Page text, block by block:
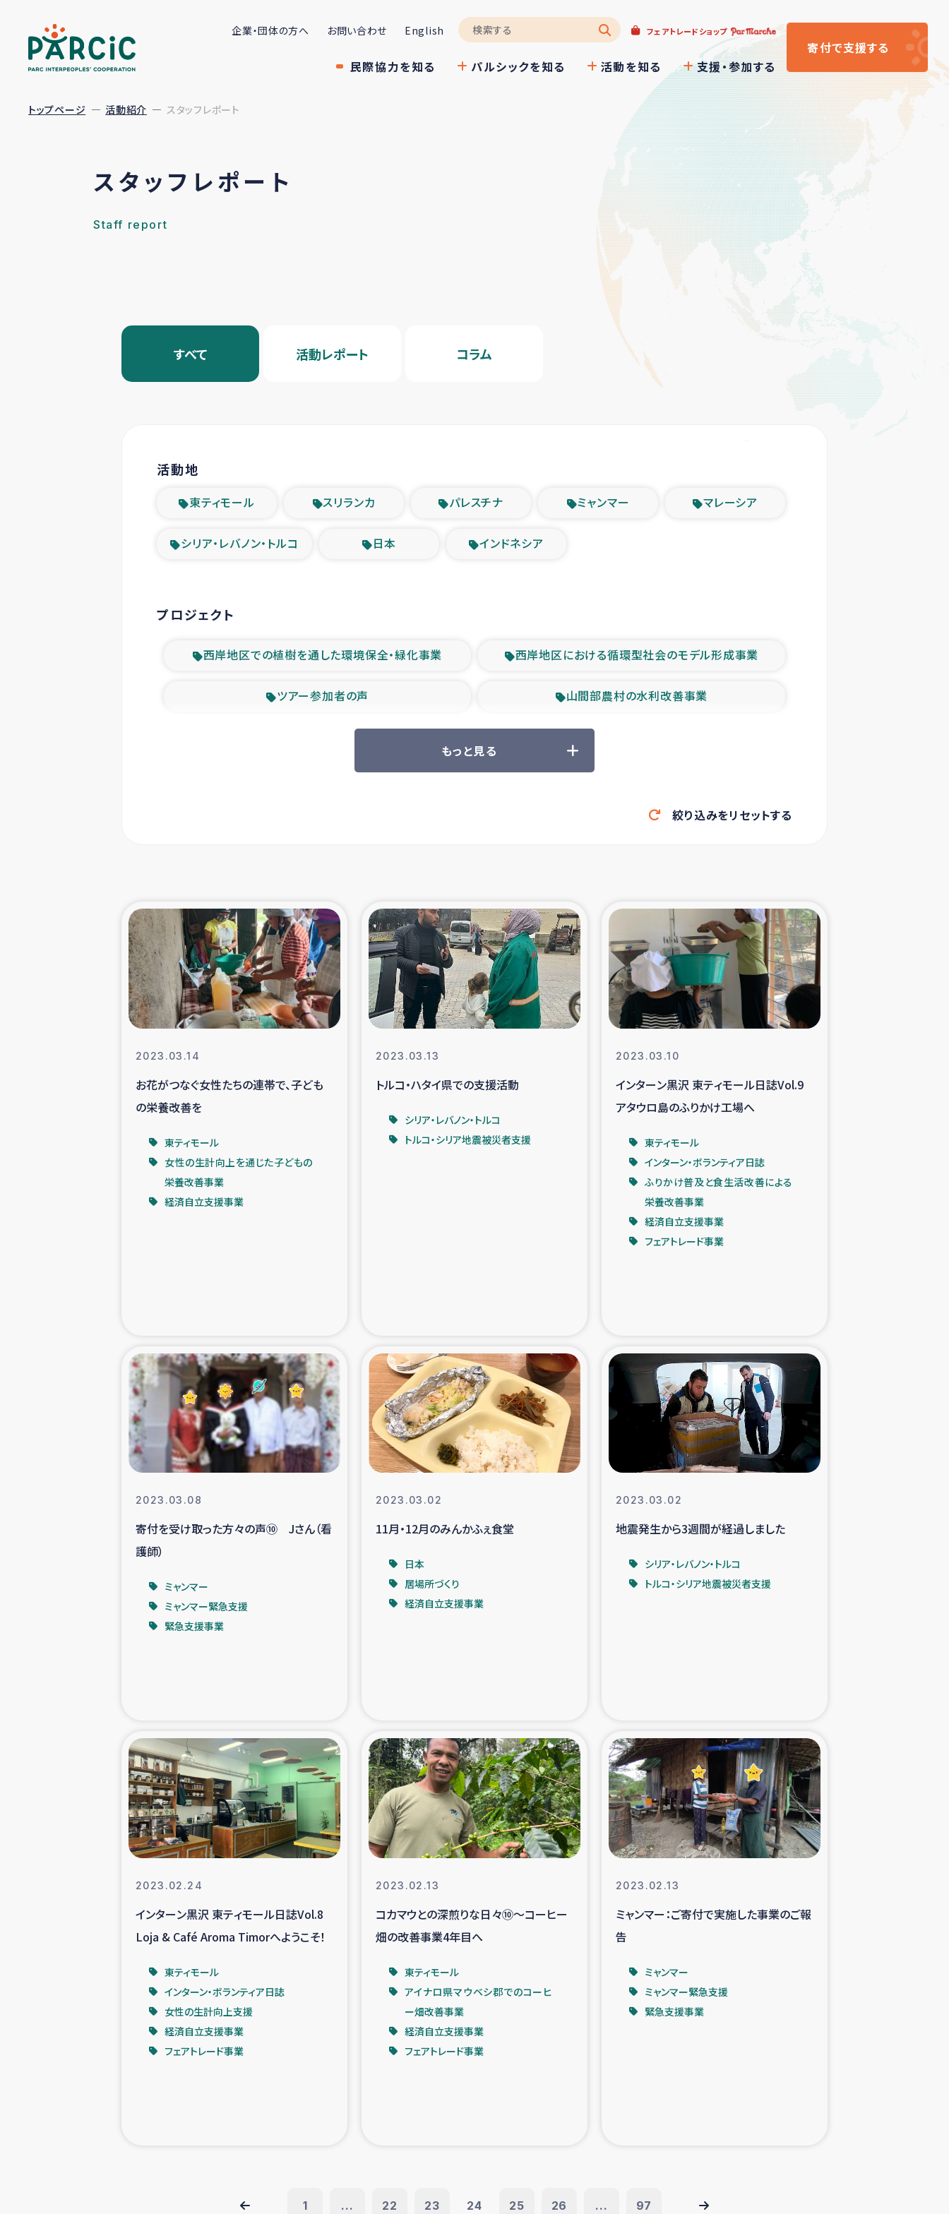
企業・団体の方へ お問い合わせ English フェアトレードショップ
民際協力を知る パルシックを知る 活動を知る 支援・参加する
寄付で支援する
トップページ 活動紹介 スタッフレポート
スタッフレポート
Staff report
すべて 活動レポート コラム
活動地
東ティモール スリランカ パレスチナ ミャンマー マレーシア
シリア・レバノン・トルコ 日本 インドネシア
プロジェクト
西岸地区での植樹を通した環境保全・緑化事業 西岸地区における循環型社会のモデル形成事業
ツアー参加者の声 山間部農村の水利改善事業
緊急救援の時代 森林保全型農業の支援事業
東ティモール豪雨緊急支援 大雨による洪水被災者支援
シリア国内避難民・帰還民の生活再建支援
スリランカ 緊急人道支援 スリランカ南部洪水被災者支援
スリランカの南北女性をつなぐサリー・リサイクル・プロジ
ェクト
復興支援事業
ガザ人道支援 令和6年能登半島地震 緊急支援
国内避難民への物資配付および教育支援
タイ国境ミャンマー移民子ども支援 漁民によるマングローブ植林活動
レバノンでのシリア難民への食糧・越冬支援 レバノンにおける緊急支援
レバノンでのシリア難民・レバノン人への農業支援
仮設住宅生活支援・農業復興支援 漁業復興支援
インターン・ボランティア日誌 経済自立支援事業
居場所づくり ガザ空爆被災者への食料支援と農家生産支援
ガザ地区における羊の畜産支援 ガザ地区での公園の緑化を通じた支援事業
ガザ地区における被災住民への緊急支援 ガザ地区酪農を通した女性グループの生計支援
ふりかけ普及と食生活改善による栄養改善事業 フェアトレード事業
コーヒー生産者支援 アイナロ県マウベシ郡でのコーヒー畑改善事業
ベイルート大規模爆発被災者支援 女性の生計向上支援
アグロフォレストリー（カカオ）事業
もっと見る
絞り込みをリセットする
2023.03.14
お花がつなぐ女性たちの連帯で、子ども
の栄養改善を
東ティモール
女性の生計向上を通じた子どもの
栄養改善事業
経済自立支援事業
2023.03.13
トルコ・ハタイ県での支援活動
シリア・レバノン・トルコ
トルコ・シリア地震被災者支援
2023.03.10
インターン黒沢 東ティモール日誌Vol.9
アタウロ島のふりかけ工場へ
東ティモール
インターン・ボランティア日誌
ふりかけ普及と食生活改善による
栄養改善事業
経済自立支援事業
フェアトレード事業
2023.03.08
寄付を受け取った方々の声⑩ Jさん（看
護師）
ミャンマー
ミャンマー緊急支援
緊急支援事業
2023.03.02
11月・12月のみんかふぇ食堂
日本
居場所づくり
経済自立支援事業
2023.03.02
地震発生から3週間が経過しました
シリア・レバノン・トルコ
トルコ・シリア地震被災者支援
2023.02.24
インターン黒沢 東ティモール日誌Vol.8
Loja & Café Aroma Timorへようこそ！
東ティモール
インターン・ボランティア日誌
女性の生計向上支援
経済自立支援事業
フェアトレード事業
2023.02.13
コカマウとの深煎りな日々⑩～コーヒー
畑の改善事業4年目へ
東ティモール
アイナロ県マウベシ郡でのコーヒ
ー畑改善事業
経済自立支援事業
フェアトレード事業
2023.02.13
ミャンマー：ご寄付で実施した事業のご報
告
ミャンマー
ミャンマー緊急支援
緊急支援事業
1 ... 22 23 24 25 26 ... 97